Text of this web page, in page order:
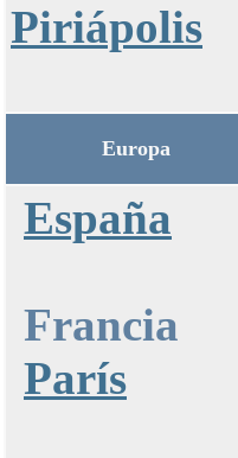
Piriápolis
Europa
España
Francia
París